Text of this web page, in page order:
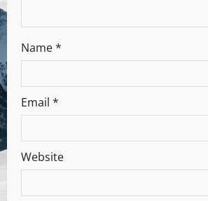
Name*
Email *
Website